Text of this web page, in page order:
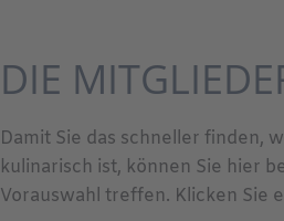
DIE
Damit Sie das schneller finden,
kulinarisch ist, können Sie hier
Vorauswahl treffen. Klicken Sie